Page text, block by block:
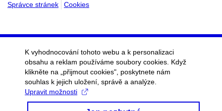
Správce stránek
Cookies
K vyhodnocování tohoto webu a k personalizaci
obsahu a reklam používáme soubory cookies. Když
klikněte na „přijmout cookies", poskytnete nám
souhlas k jejich uložení, správě a analýze.
Upravit možnosti